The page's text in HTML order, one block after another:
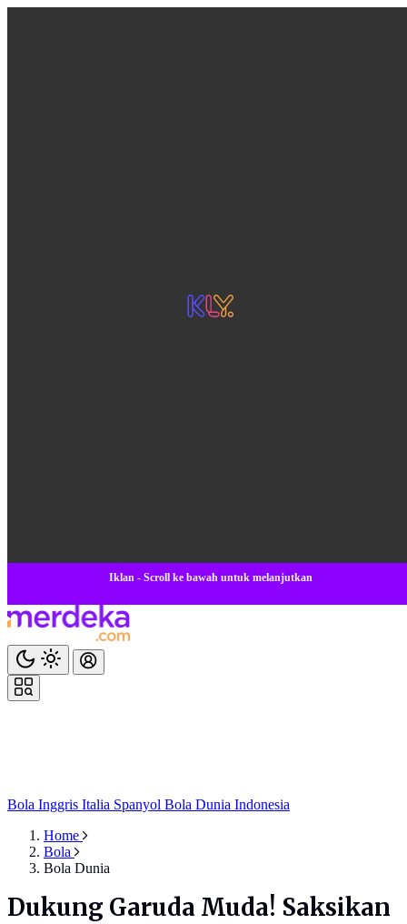
Iklan - Scroll ke bawah untuk melanjutkan
Bola Inggris Italia Spanyol Bola Dunia Indonesia
Home
Bola
Bola Dunia
Dukung Garuda Muda! Saksikan